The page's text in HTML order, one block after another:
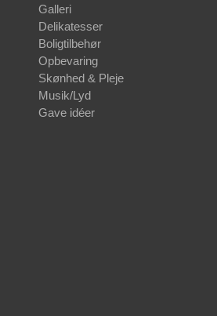
Galleri
Delikatesser
Boligtilbehør
Opbevaring
Skønhed & Pleje
Musik/Lyd
Gave idéer